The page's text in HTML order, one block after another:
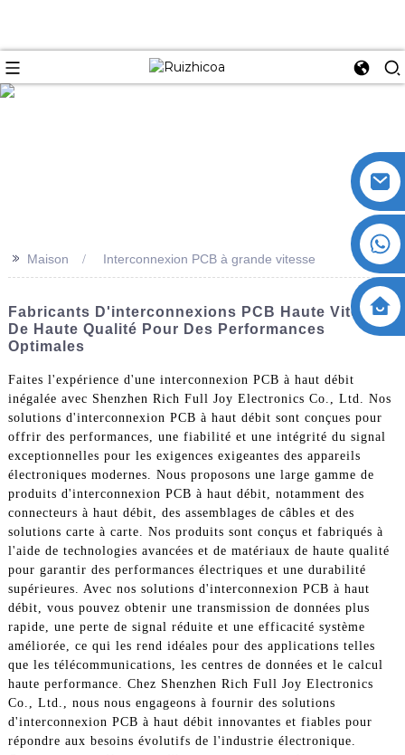
>> Maison Interconnexion PCB à grande vitesse
Fabricants D'interconnexions PCB Haute Vitesse
De Haute Qualité Pour Des Performances
Optimales
Faites l'expérience d'une interconnexion PCB à haut débit
inégalée avec Shenzhen Rich Full Joy Electronics Co., Ltd. Nos
solutions d'interconnexion PCB à haut débit sont conçues pour
offrir des performances, une fiabilité et une intégrité du signal
exceptionnelles pour les exigences exigeantes des appareils
électroniques modernes. Nous proposons une large gamme de
produits d'interconnexion PCB à haut débit, notamment des
connecteurs à haut débit, des assemblages de câbles et des
solutions carte à carte. Nos produits sont conçus et fabriqués à
l'aide de technologies avancées et de matériaux de haute qualité
pour garantir des performances électriques et une durabilité
supérieures. Avec nos solutions d'interconnexion PCB à haut
débit, vous pouvez obtenir une transmission de données plus
rapide, une perte de signal réduite et une efficacité système
améliorée, ce qui les rend idéales pour des applications telles
que les télécommunications, les centres de données et le calcul
haute performance. Chez Shenzhen Rich Full Joy Electronics
Co., Ltd., nous nous engageons à fournir des solutions
d'interconnexion PCB à haut débit innovantes et fiables pour
répondre aux besoins évolutifs de l'industrie électronique.